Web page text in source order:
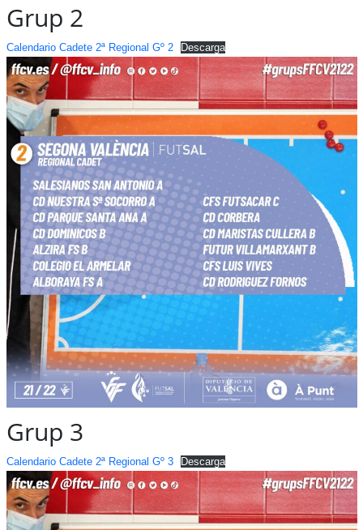
Grup 2
Calendario Cadete 2ª Regional Gº 2 Descarga
Grup 3
Calendario Cadete 2ª Regional Gº 3 Descarga